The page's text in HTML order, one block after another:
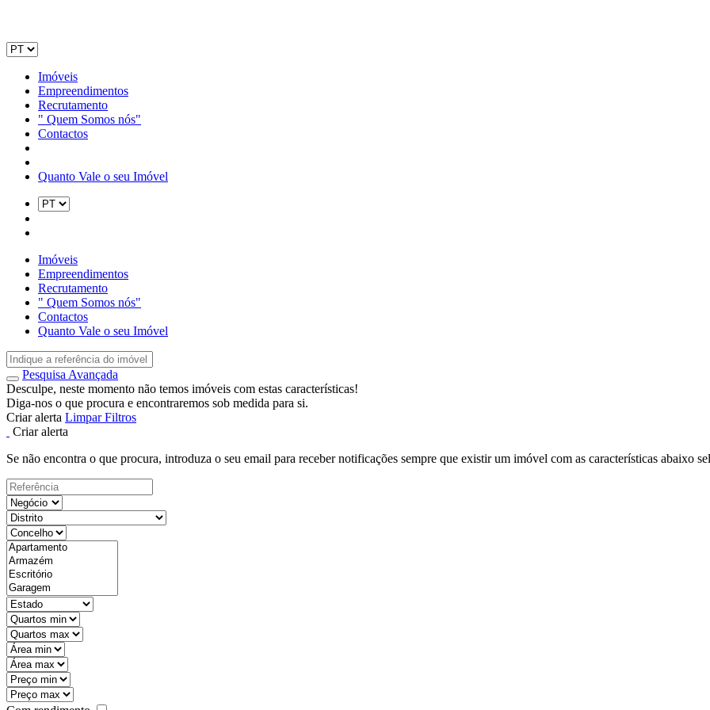
Imóveis
Empreendimentos
Recrutamento
" Quem Somos nós"
Contactos
Quanto Vale o seu Imóvel
Imóveis
Empreendimentos
Recrutamento
" Quem Somos nós"
Contactos
Quanto Vale o seu Imóvel
Pesquisa Avançada
Desculpe, neste momento não temos imóveis com estas características!
Diga-nos o que procura e encontraremos sob medida para si.
Criar alerta Limpar Filtros
Criar alerta
Se não encontra o que procura, introduza o seu email para receber notificações sempre que existir um imóvel com as características abaixo